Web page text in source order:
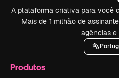
A plataforma criativa para você
Mais de 1 milhão de
agências e
Produtos